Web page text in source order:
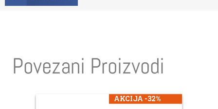
Povezani Proizvodi
AKCIJA -32%